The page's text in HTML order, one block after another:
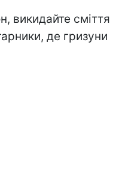
викидайте сміття
де гризуни